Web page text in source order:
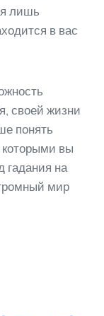
лишь
в вас
своей жизни
понять
вы
гадания на
мир